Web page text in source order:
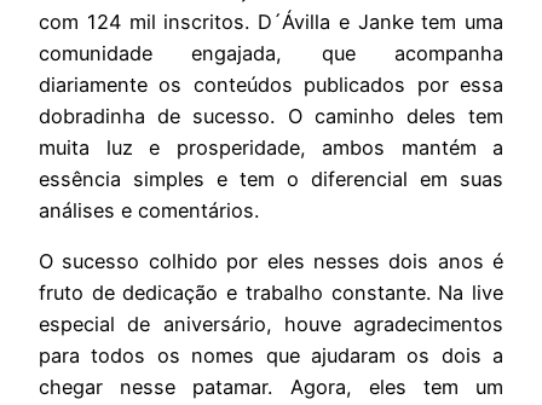
com 124 mil inscritos. D´Ávilla e Janke tem uma
comunidade engajada, que acompanha
diariamente os conteúdos publicados por essa
dobradinha de sucesso. O caminho deles tem
muita luz e prosperidade, ambos mantém a
essência simples e tem o diferencial em suas
análises e comentários.
O sucesso colhido por eles nesses dois anos é
fruto de dedicação e trabalho constante. Na live
especial de aniversário, houve agradecimentos
para todos os nomes que ajudaram os dois a
chegar nesse patamar. Agora, eles tem um